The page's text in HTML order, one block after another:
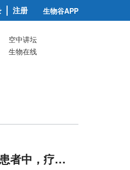
注册 生物谷APP
空中讲坛
生物在线
者中，疗效媲美舒尼替